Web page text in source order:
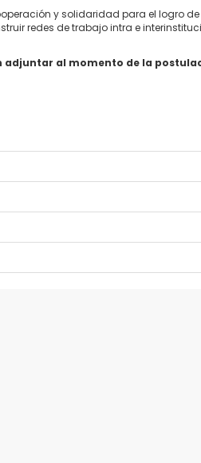
y solidaridad para el logro de
redes de trabajo intra e
adjuntar al momento de la